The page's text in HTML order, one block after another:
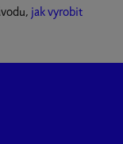
jak vyrobit